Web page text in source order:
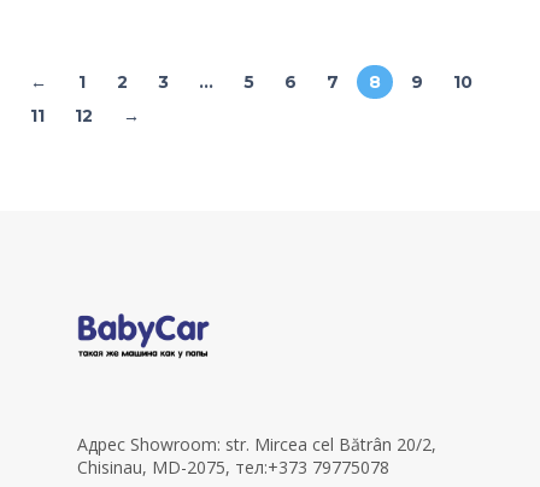
← 1 2 3 … 5 6 7 8 9
10
11
12 →
Адрес Showroom: str. Mircea cel Bătrân 20/2,
Chisinau, MD-2075, тел:+373 79775078